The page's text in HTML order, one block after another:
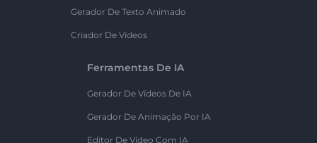
Gerador De Texto Animado
Criador De Vídeos
Ferramentas De IA
Gerador De Vídeos De IA
Gerador De Animação Por IA
Editor De Vídeo Com IA